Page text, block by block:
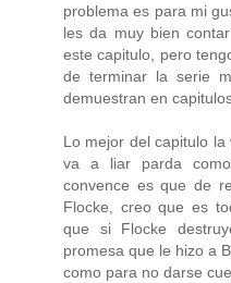
problema es para mi
les da muy bien
este capitulo, pero
de terminar la serie
demuestran en
Lo mejor del capitulo
va a liar parda
convence es que de
Flocke, creo que es
que si Flocke
promesa que le hizo a
como para no darse